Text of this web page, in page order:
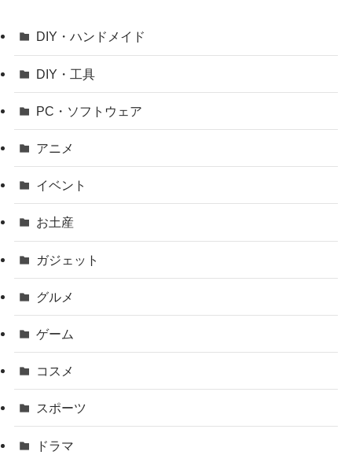
DIY・ハンドメイド
DIY・工具
PC・ソフトウェア
アニメ
イベント
お土産
ガジェット
グルメ
ゲーム
コスメ
スポーツ
ドラマ